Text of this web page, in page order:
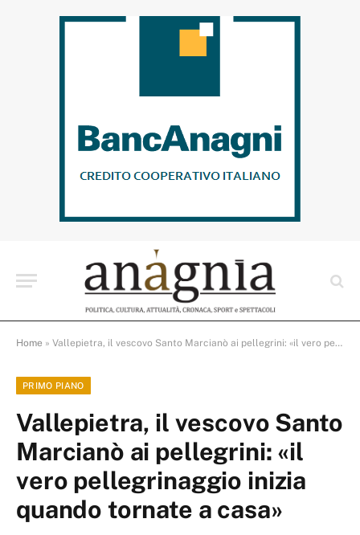
Home » Vallepietra, il vescovo Santo Marcianò ai pellegrini: «il vero pellegrinaggio inizia quando tornate a casa»
PRIMO PIANO
Vallepietra, il vescovo Santo
Marcianò ai pellegrini: «il
vero pellegrinaggio inizia
quando tornate a casa»